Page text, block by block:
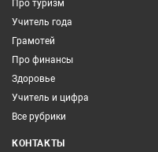
Про туризм
Учитель года
Грамотей
Про финансы
Здоровье
Учитель и цифра
Все рубрики
КОНТАКТЫ